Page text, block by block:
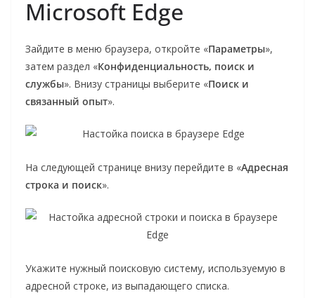
Microsoft Edge
Зайдите в меню браузера, откройте «Параметры»,
затем раздел «Конфиденциальность, поиск и
службы». Внизу страницы выберите «Поиск и
связанный опыт».
На следующей странице внизу перейдите в «Адресная
строка и поиск».
Укажите нужный поисковую систему, используемую в
адресной строке, из выпадающего списка.